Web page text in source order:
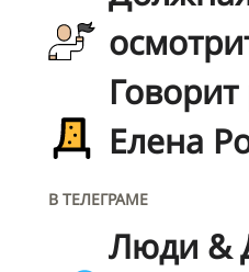
Елена
В ТЕЛЕГРАМЕ
Люди &